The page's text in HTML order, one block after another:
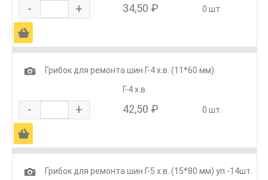
- + 34,50 ₽ 0 шт.
Ä
1
Грибок для ремонта шин Г-4 х.в. (11*60 мм)
Г-4 х.в.
- + 42,50 ₽ 0 шт.
Ä
1
Грибок для ремонта шин Г-5 х.в. (15*80 мм) уп.-14шт.